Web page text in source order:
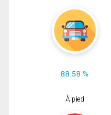
88.58 %
À pied